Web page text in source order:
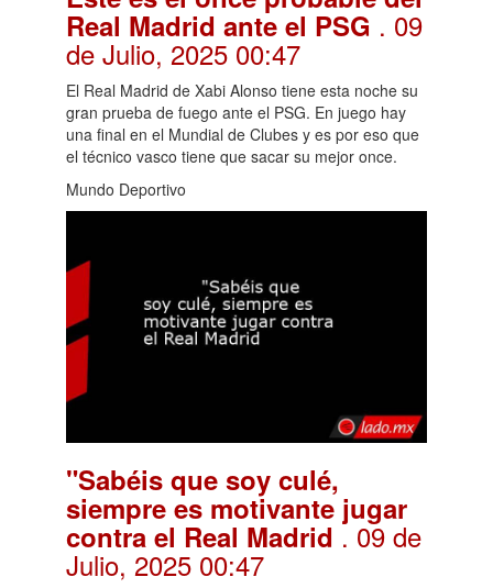
Real Madrid ante el PSG . 09
de Julio, 2025 00:47
El Real Madrid de Xabi Alonso tiene esta noche su
gran prueba de fuego ante el PSG. En juego hay
una final en el Mundial de Clubes y es por eso que
el técnico vasco tiene que sacar su mejor once.
Mundo Deportivo
"Sabéis que soy culé,
siempre es motivante jugar
contra el Real Madrid . 09 de
Julio, 2025 00:47